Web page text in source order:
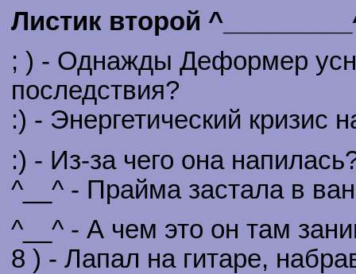
Листик второй
; ) - Однажды Деформер
последствия?
:) - Энергетический кризис
:) - Из-за чего она
^__^ - Прайма застала в
^__^ - А чем это он там
8 ) - Лапал на гитаре,